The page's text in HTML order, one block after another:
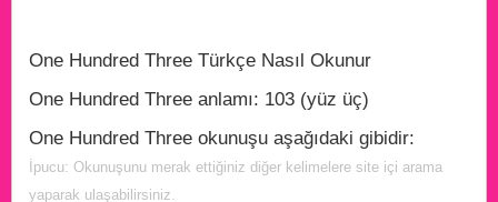
One Hundred Three Türkçe Nasıl Okunur
One Hundred Three anlamı: 103 (yüz üç)
One Hundred Three okunuşu aşağıdaki gibidir:
İpucu: Okunuşunu merak ettiğiniz diğer kelimelere site içi arama
yaparak ulaşabilirsiniz.